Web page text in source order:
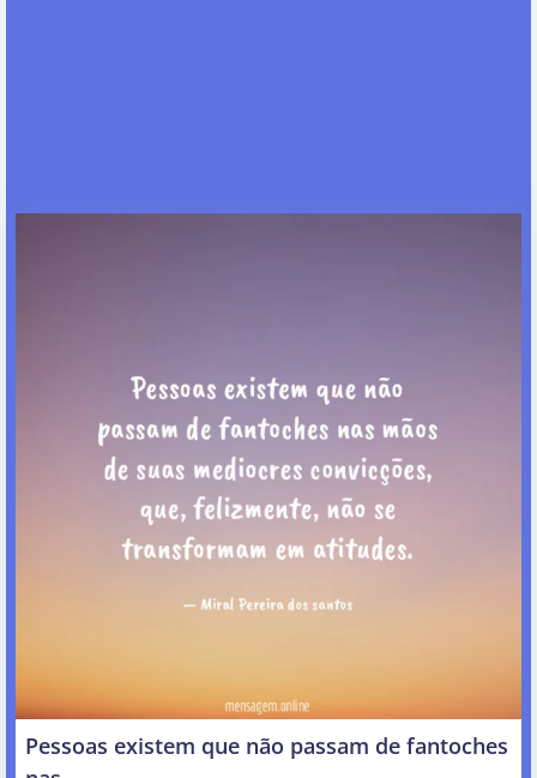
Pessoas existem que não passam de fantoches